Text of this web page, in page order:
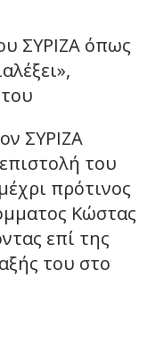
ΣΥΡΙΖΑ όπως
ΣΥΡΙΖΑ
του
πρότινος
Κώστας
επί της
του στο